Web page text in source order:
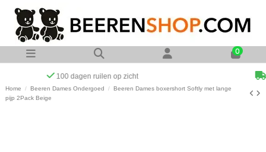
0
Op werkdagen voor 23:00 uur besteld zelfde dag verzonden
Home Beeren Dames Ondergoed
Beeren Dames boxershort Softly met lange
pijp 2Pack Beige